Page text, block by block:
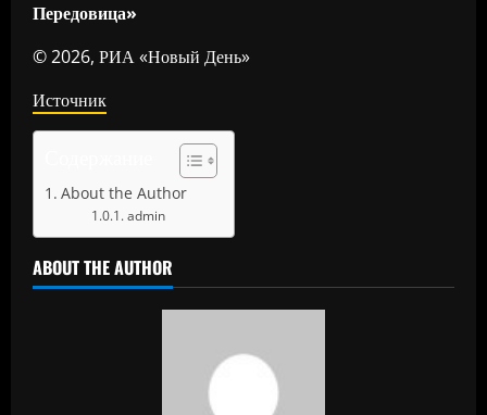
Передовица»
© 2026, РИА «Новый День»
Источник
About the Author
admin
ABOUT THE AUTHOR